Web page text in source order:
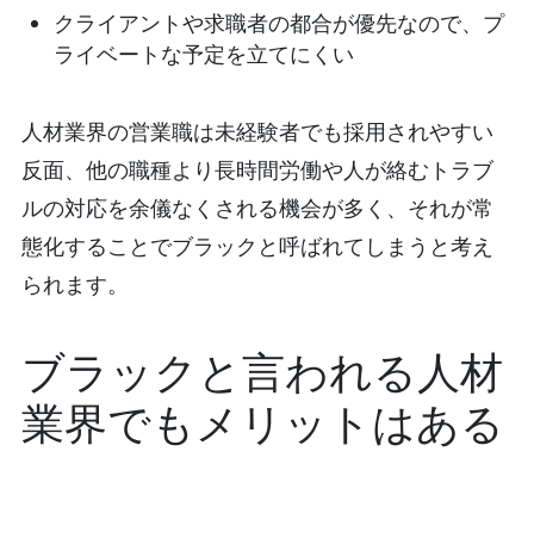
クライアントや求職者の都合が優先なので、プ
ライベートな予定を立てにくい
人材業界の営業職は未経験者でも採用されやすい
反面、他の職種より長時間労働や人が絡むトラブ
ルの対応を余儀なくされる機会が多く、それが常
態化することでブラックと呼ばれてしまうと考え
られます。
ブラックと言われる人材
業界でもメリットはある